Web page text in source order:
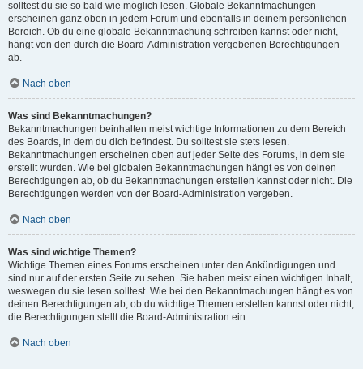
solltest du sie so bald wie möglich lesen. Globale Bekanntmachungen
erscheinen ganz oben in jedem Forum und ebenfalls in deinem persönlichen
Bereich. Ob du eine globale Bekanntmachung schreiben kannst oder nicht,
hängt von den durch die Board-Administration vergebenen Berechtigungen
ab.
Nach oben
Was sind Bekanntmachungen?
Bekanntmachungen beinhalten meist wichtige Informationen zu dem Bereich
des Boards, in dem du dich befindest. Du solltest sie stets lesen.
Bekanntmachungen erscheinen oben auf jeder Seite des Forums, in dem sie
erstellt wurden. Wie bei globalen Bekanntmachungen hängt es von deinen
Berechtigungen ab, ob du Bekanntmachungen erstellen kannst oder nicht. Die
Berechtigungen werden von der Board-Administration vergeben.
Nach oben
Was sind wichtige Themen?
Wichtige Themen eines Forums erscheinen unter den Ankündigungen und
sind nur auf der ersten Seite zu sehen. Sie haben meist einen wichtigen Inhalt,
weswegen du sie lesen solltest. Wie bei den Bekanntmachungen hängt es von
deinen Berechtigungen ab, ob du wichtige Themen erstellen kannst oder nicht;
die Berechtigungen stellt die Board-Administration ein.
Nach oben